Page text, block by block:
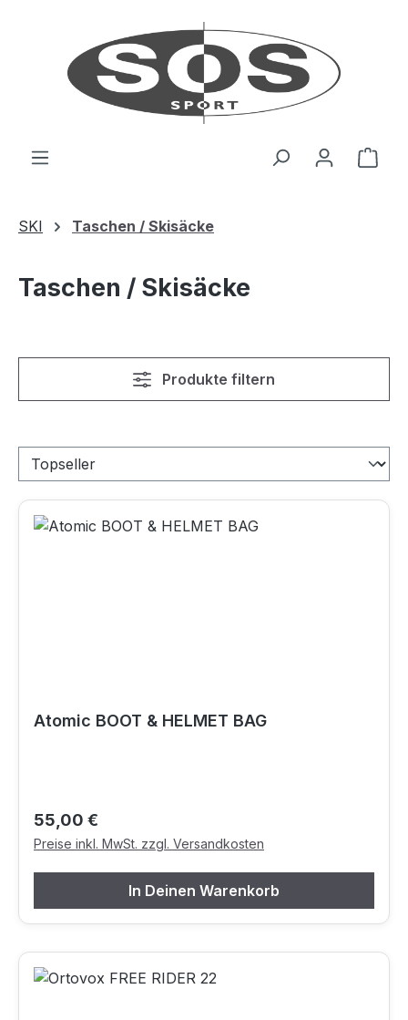
SKI Taschen / Skisäcke
Taschen / Skisäcke
Produkte filtern
Atomic BOOT & HELMET BAG
Regulärer Preis:
55,00 €
Preise inkl. MwSt. zzgl. Versandkosten
In Deinen Warenkorb